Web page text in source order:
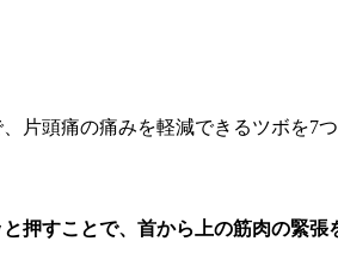
片頭痛の痛みを軽減できるツボを7
押すことで、首から上の筋肉の緊張